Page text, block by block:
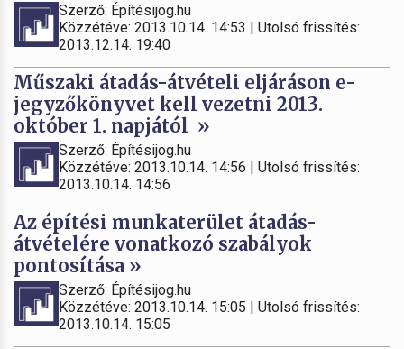
Szerző: Építésijog.hu
Közzétéve: 2013.10.14. 14:53 | Utolsó frissítés:
2013.12.14. 19:40
Műszaki átadás-átvételi eljáráson e-
jegyzőkönyvet kell vezetni 2013.
október 1. napjától »
Szerző: Építésijog.hu
Közzétéve: 2013.10.14. 14:56 | Utolsó frissítés:
2013.10.14. 14:56
Az építési munkaterület átadás-
átvételére vonatkozó szabályok
pontosítása »
Szerző: Építésijog.hu
Közzétéve: 2013.10.14. 15:05 | Utolsó frissítés:
2013.10.14. 15:05